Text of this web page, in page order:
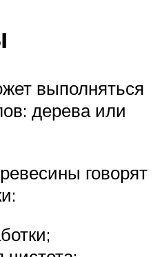
выполняться
дерева или
говорят